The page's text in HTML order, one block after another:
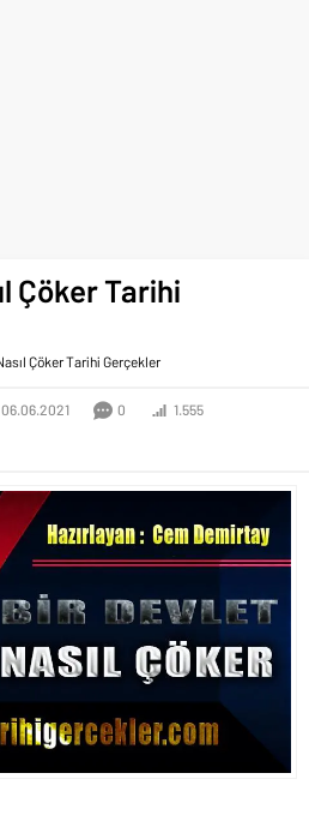
Çöker Tarihi
Çöker Tarihi Gerçekler
06.06.2021 0 1.555